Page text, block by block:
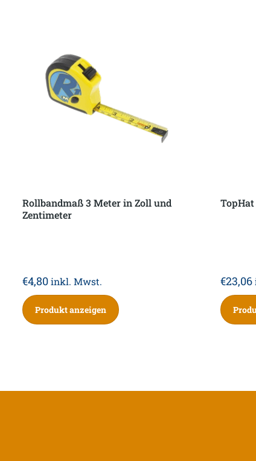
Rollbandmaß 3 Meter in Zoll und
Zentimeter
€4,80inkl. Mwst.
Produkt anzeigen
€23,06